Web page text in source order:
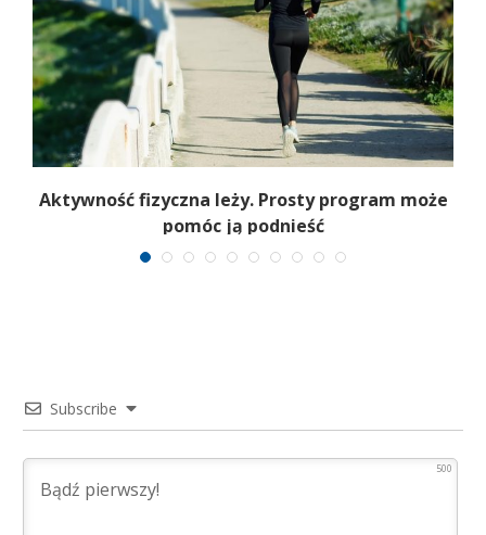
Aktywność fizyczna leży. Prosty program może
pomóc ją podnieść
Subscribe
500